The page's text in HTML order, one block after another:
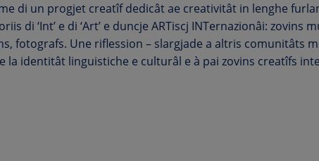
di un progjet creatîf dedicât ae creativitât in lenghe
di ‘Int’ e di ‘Art’ e duncje ARTiscj INTernazionâi: zovins
fotografs. Une riflession – slargjade a altris comunitâts
la identitât linguistiche e culturâl e à pai zovins creatîfs